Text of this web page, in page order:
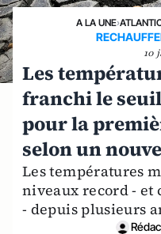
A LA UNE›
10
Les
franchi le
pour la
selon un
Les températures
niveaux record -
- depuis plusieurs